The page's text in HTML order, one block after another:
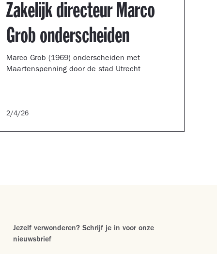
Zakelijk directeur Marco
Grob onderscheiden
Marco Grob (1969) onderscheiden met
Maartenspenning door de stad Utrecht
2/4/26
Jezelf verwonderen? Schrijf je in voor onze
nieuwsbrief